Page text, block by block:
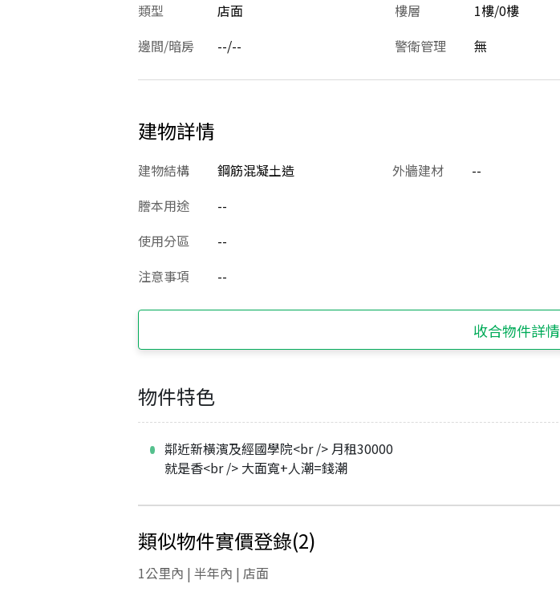
類型
店面 樓層 1樓/0樓
邊間/暗房
--/-- 警衛管理 無
建物詳情
建物結構 鋼筋混凝土造 外牆建材 --
謄本用途
--
使用分區
--
注意事項
--
收合物件詳情
物件特色
鄰近新橫濱及經國學院<br /> 月租30000
就是香<br /> 大面寬+人潮=錢潮
類似物件實價登錄(2)
1公里內 | 半年內 | 店面